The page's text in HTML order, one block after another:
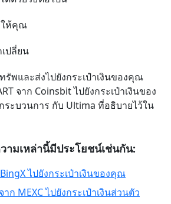
ให้คุณ
ปลี่ยน
พและส่งไปยังกระเป๋าเงินของคุณ
จาก Coinsbit ไปยังกระเป๋าเงินของ
ะบวนการ กับ Ultima ที่อธิบายไว้ใน
มเหล่านี้มีประโยชน์เช่นกัน:
ไปยังกระเป๋าเงินของคุณ
ก MEXC ไปยังกระเป๋าเงินส่วนตัว